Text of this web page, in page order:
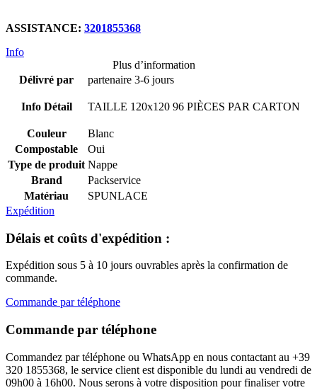
ASSISTANCE: 3201855368
Info
Plus d’information
Délivré par
partenaire 3-6 jours
Info Détail TAILLE 120x120 96 PIÈCES PAR CARTON
Couleur
Blanc
Compostable
Oui
Type de produit Nappe
Brand
Packservice
Matériau
SPUNLACE
Expédition
Délais et coûts d'expédition :
Expédition sous 5 à 10 jours ouvrables après la confirmation de
commande.
Commande par téléphone
Commande par téléphone
Commandez par téléphone ou WhatsApp en nous contactant au +39
320 1855368, le service client est disponible du lundi au vendredi de
09h00 à 16h00. Nous serons à votre disposition pour finaliser votre